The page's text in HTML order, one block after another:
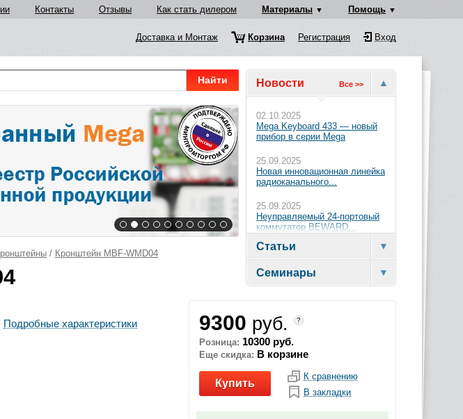
Контакты Отзывы Как стать дилером Материалы Помощь
Доставка и Монтаж Корзина Регистрация Вход
Новости Все >>
02.10.2025
Mega Keyboard 433 — новый
прибор в серии Mega
25.09.2025
Новая инновационная линейка
радиоканального...
25.09.2025
Неуправляемый 24-портовый
коммутатор BEWARD...
Статьи
Семинары
Найти
/ Кронштейн MBF-WMD04
9300 руб. ?
Розница: 10300 руб.
Еще скидка: В корзине
Купить
К сравнению
В закладки
Подробные характеристики